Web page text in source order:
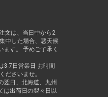
文は、当日中から2
中した場合、悪天候
ます。 予めご了承く
3-7日営業日 お時間
ださいませ。
翌日、北海道、九州
は出荷日の翌々日以